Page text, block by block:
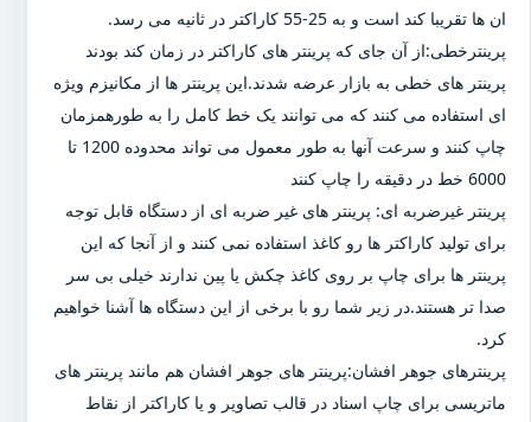
ان ها تقریبا کند است و به 25-55 کاراکتر در ثانیه می رسد.
پرینترخطی:از آن جای که پرینتر های کاراکتر در زمان کند بودند
پرینتر های خطی به بازار عرضه شدند.این پرینتر ها از مکانیزم ویژه
ای استفاده می کنند که می توانند یک خط کامل را به طورهمزمان
چاپ کنند و سرعت آنها به طور معمول می تواند محدوده 1200 تا
6000 خط در دقیقه را چاپ کنند
پرینتر غیرضربه ای: پرینتر های غیر ضربه ای از دستگاه قابل توجه
برای تولید کاراکتر ها رو کاغذ استفاده نمی کنند و از آنجا که این
پرینتر ها برای چاپ بر روی کاغذ چکش یا پین ندارند خیلی بی سر
صدا تر هستند.در زیر شما رو با برخی از این دستگاه ها آشنا خواهیم
کرد.
پرینترهای جوهر افشان:پرینتر های جوهر افشان هم مانند پرینتر های
ماتریسی برای چاپ اسناد در قالب تصاویر و یا کاراکتر از نقاط